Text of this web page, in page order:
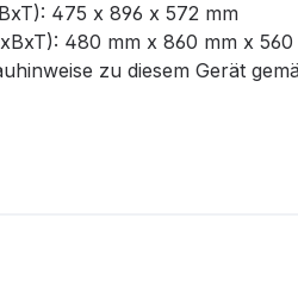
475 x 896 x 572 mm
480 mm x 860 mm x 560
zu diesem Gerät